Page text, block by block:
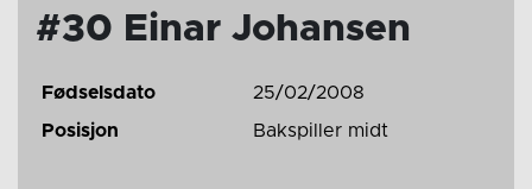
#30 Einar Johansen
Fødselsdato
25/02/2008
Posisjon
Bakspiller midt